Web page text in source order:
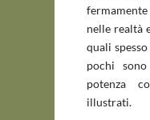
nelle realtà
quali
pochi
potenza
illustrati.